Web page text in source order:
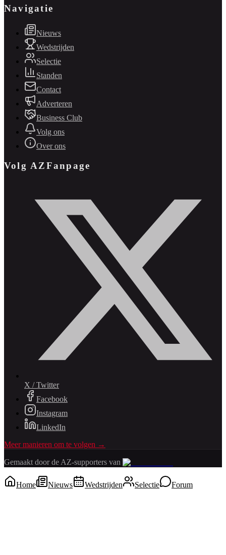
Navigatie
Nieuws
Wedstrijden
Selectie
Standen
Contact
Adverteren
Business Club
Volg ons
Over ons
Volg AZFanpage
X / Twitter
Facebook
Instagram
LinkedIn
Meer manieren om te volgen →
Gemaakt door de AZ-supporters van
Home Nieuws Wedstrijden Selectie Forum